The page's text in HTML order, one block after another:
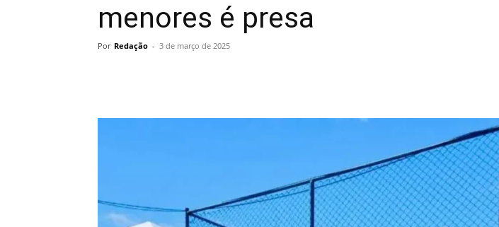
menores é presa
Por Redação - 3 de março de 2025